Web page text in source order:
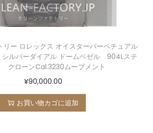
リー ロレックス オイスターパーペチュアル
ルバーダイアル ドームベゼル 904Lステ
クローンCal.3230ムーブメント
¥90,000.00
お買い物カゴに追加